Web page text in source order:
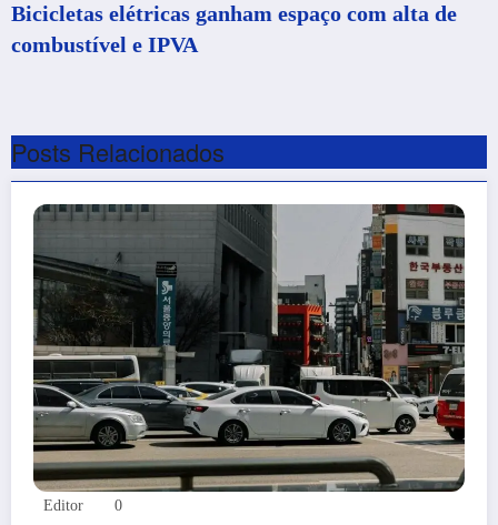
Bicicletas elétricas ganham espaço com alta de
combustível e IPVA
Posts Relacionados
Editor 0